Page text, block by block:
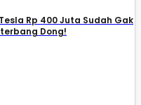
Rp 400 Juta Sudah Gak
Dong!